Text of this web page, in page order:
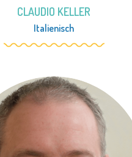
CLAUDIO KELLER
Italienisch